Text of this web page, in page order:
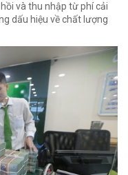
và thu nhập từ phí cải
dấu hiệu về chất lượng